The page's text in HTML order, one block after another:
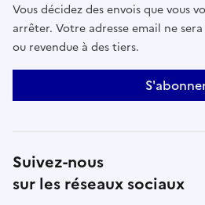
Vous décidez des envois que vous
arrêter. Votre adresse email ne
ou revendue à des tiers.
Suivez-nous
sur les réseaux sociaux